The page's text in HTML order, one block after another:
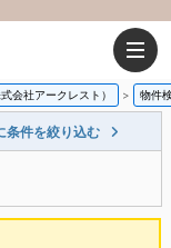
会社アークレスト） 物件
条件を絞り込む